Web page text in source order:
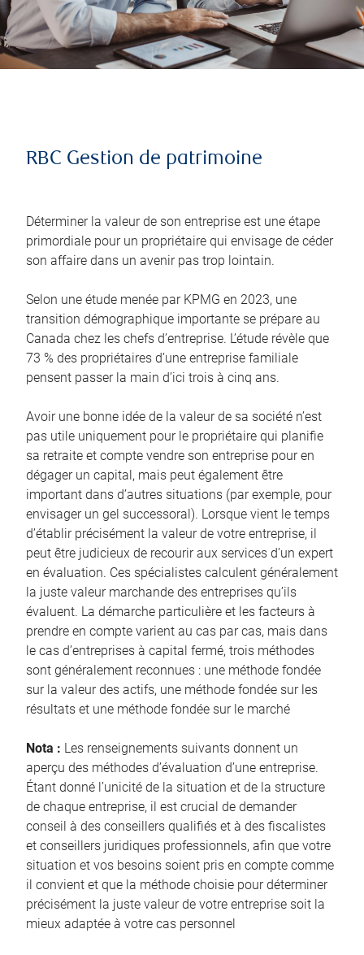
RBC Gestion de patrimoine
Déterminer la valeur de son entreprise est une étape
primordiale pour un propriétaire qui envisage de céder
son affaire dans un avenir pas trop lointain.
Selon une étude menée par KPMG en 2023, une
transition démographique importante se prépare au
Canada chez les chefs d’entreprise. L’étude révèle que
73 % des propriétaires d’une entreprise familiale
pensent passer la main d’ici trois à cinq ans.
Avoir une bonne idée de la valeur de sa société n’est
pas utile uniquement pour le propriétaire qui planifie
sa retraite et compte vendre son entreprise pour en
dégager un capital, mais peut également être
important dans d’autres situations (par exemple, pour
envisager un gel successoral). Lorsque vient le temps
d’établir précisément la valeur de votre entreprise, il
peut être judicieux de recourir aux services d’un expert
en évaluation. Ces spécialistes calculent généralement
la juste valeur marchande des entreprises qu’ils
évaluent. La démarche particulière et les facteurs à
prendre en compte varient au cas par cas, mais dans
le cas d’entreprises à capital fermé, trois méthodes
sont généralement reconnues : une méthode fondée
sur la valeur des actifs, une méthode fondée sur les
résultats et une méthode fondée sur le marché
Nota : Les renseignements suivants donnent un
aperçu des méthodes d’évaluation d’une entreprise.
Étant donné l’unicité de la situation et de la structure
de chaque entreprise, il est crucial de demander
conseil à des conseillers qualifiés et à des fiscalistes
et conseillers juridiques professionnels, afin que votre
situation et vos besoins soient pris en compte comme
il convient et que la méthode choisie pour déterminer
précisément la juste valeur de votre entreprise soit la
mieux adaptée à votre cas personnel